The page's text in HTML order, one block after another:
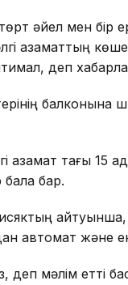
әйел мен бір
азаматтың
деп
балконына
азамат тағы 15
бала бар.
айтуынша,
автомат және
деп мәлім етті